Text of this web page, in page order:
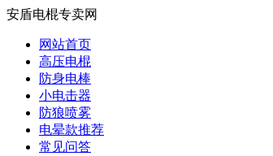
安盾电棍专卖网
网站首页
高压电棍
防身电棒
小电击器
防狼喷雾
电晕款推荐
常见问答